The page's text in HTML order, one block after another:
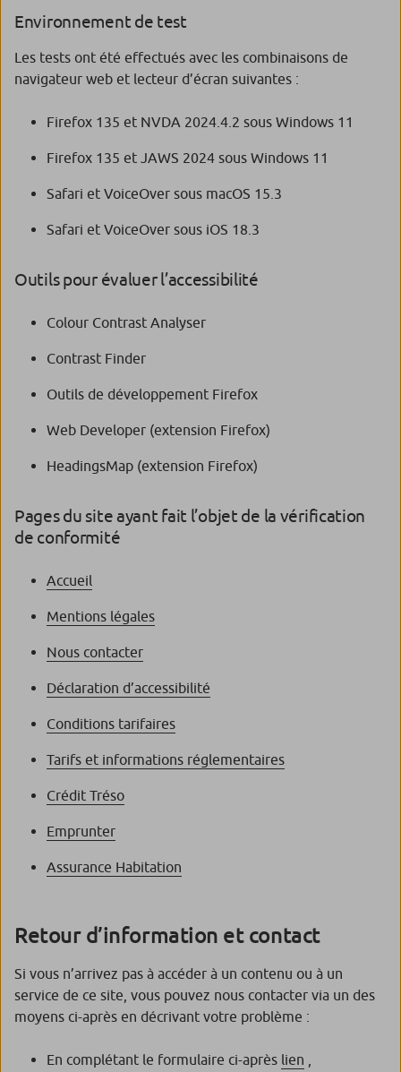
Environnement de test
Les tests ont été effectués avec les combinaisons de
navigateur web et lecteur d’écran suivantes :
Firefox 135 et NVDA 2024.4.2 sous Windows 11
Firefox 135 et JAWS 2024 sous Windows 11
Safari et VoiceOver sous macOS 15.3
Safari et VoiceOver sous iOS 18.3
Outils pour évaluer l’accessibilité
Colour Contrast Analyser
Contrast Finder
Outils de développement Firefox
Web Developer (extension Firefox)
HeadingsMap (extension Firefox)
Pages du site ayant fait l’objet de la vérification
de conformité
Accueil
Mentions légales
Nous contacter
Déclaration d’accessibilité
Conditions tarifaires
Tarifs et informations réglementaires
Crédit Tréso
Emprunter
Assurance Habitation
Retour d’information et contact
Si vous n’arrivez pas à accéder à un contenu ou à un
service de ce site, vous pouvez nous contacter via un des
moyens ci-après en décrivant votre problème :
En complétant le formulaire ci-après lien